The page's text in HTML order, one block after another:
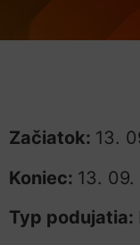
Začiatok: 13.
Koniec: 13. 09.
Typ podujatia: